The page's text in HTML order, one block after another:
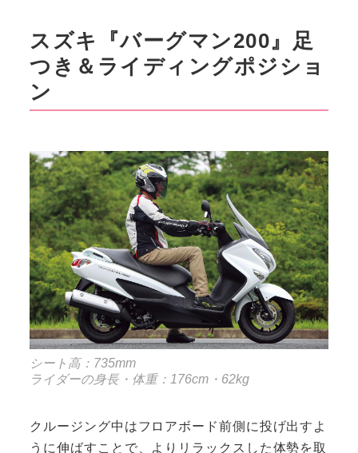
スズキ『バーグマン200』足
つき＆ライディングポジショ
ン
シート高：735mm
ライダーの身長・体重：176cm・62kg
クルージング中はフロアボード前側に投げ出すよ
うに伸ばすことで、よりリラックスした体勢を取